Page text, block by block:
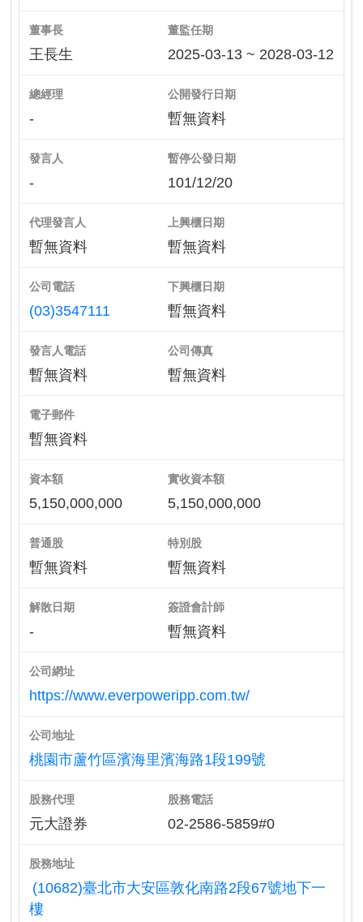
董事長
王長生
董監任期
2025-03-13 ~ 2028-03-12
總經理
-
公開發行日期
暫無資料
發言人
-
暫停公發日期
101/12/20
代理發言人
暫無資料
上興櫃日期
暫無資料
公司電話
(03)3547111
下興櫃日期
暫無資料
發言人電話
暫無資料
公司傳真
暫無資料
電子郵件
暫無資料
資本額
5,150,000,000
實收資本額
5,150,000,000
普通股
暫無資料
特別股
暫無資料
解散日期
-
簽證會計師
暫無資料
公司網址
https://www.everpoweripp.com.tw/
公司地址
桃園市蘆竹區濱海里濱海路1段199號
股務代理
元大證券
股務電話
02-2586-5859#0
股務地址
(10682)臺北市大安區敦化南路2段67號地下一
樓